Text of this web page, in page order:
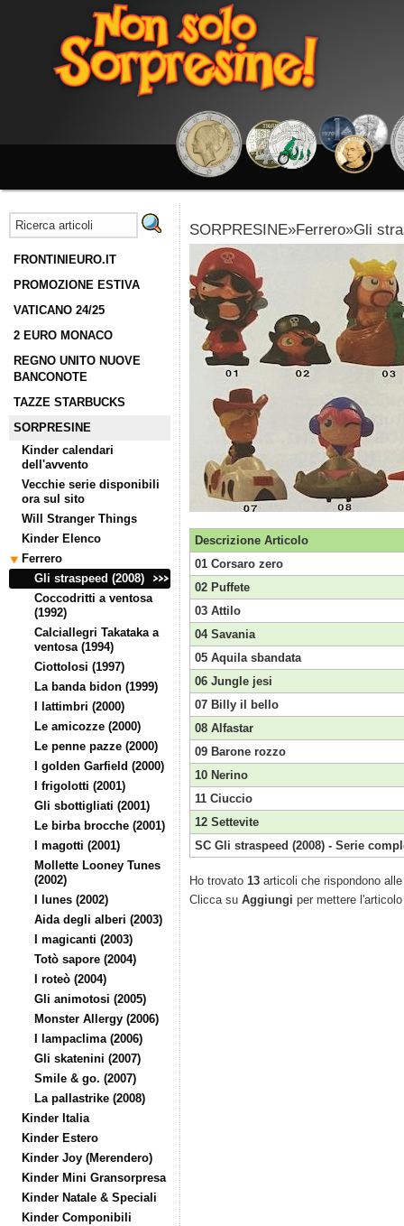
FRONTINIEURO.IT
PROMOZIONE ESTIVA
VATICANO 24/25
2 EURO MONACO
REGNO UNITO NUOVE
BANCONOTE
TAZZE STARBUCKS
SORPRESINE
Kinder calendari
dell'avvento
Vecchie serie disponibili
ora sul sito
Will Stranger Things
Kinder Elenco
Ferrero
Gli straspeed (2008)
Coccodritti a ventosa
(1992)
Calciallegri Takataka a
ventosa (1994)
Ciottolosi (1997)
La banda bidon (1999)
I lattimbri (2000)
Le amicozze (2000)
Le penne pazze (2000)
I golden Garfield (2000)
I frigolotti (2001)
Gli sbottigliati (2001)
Le birba brocche (2001)
I magotti (2001)
Mollette Looney Tunes
(2002)
I lunes (2002)
Aida degli alberi (2003)
I magicanti (2003)
Totò sapore (2004)
I roteò (2004)
Gli animotosi (2005)
Monster Allergy (2006)
I lampaclima (2006)
Gli skatenini (2007)
Smile & go. (2007)
La pallastrike (2008)
Kinder Italia
Kinder Estero
Kinder Joy (Merendero)
Kinder Mini Gransorpresa
Kinder Natale & Speciali
Kinder Componibili
SORPRESINE»Ferrero»Gli
Descrizione Articolo
01 Corsaro zero
02 Puffete
03 Attilo
04 Savania
05 Aquila sbandata
06 Jungle jesi
07 Billy il bello
08 Alfastar
09 Barone rozzo
10 Nerino
11 Ciuccio
12 Settevite
SC Gli straspeed (2008) - Serie
Ho trovato 13 articoli che rispondono
Clicca su Aggiungi per mettere